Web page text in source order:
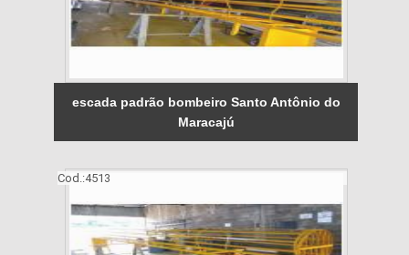
escada padrão bombeiro Santo Antônio do
Maracajú
Cod.:4513